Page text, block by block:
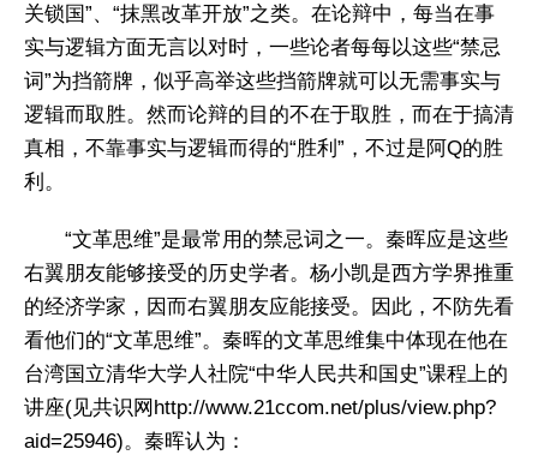
关锁国”、“抹黑改革开放”之类。在论辩中，每当在事
实与逻辑方面无言以对时，一些论者每每以这些“禁忌
词”为挡箭牌，似乎高举这些挡箭牌就可以无需事实与
逻辑而取胜。然而论辩的目的不在于取胜，而在于搞清
真相，不靠事实与逻辑而得的“胜利”，不过是阿Q的胜
利。
“文革思维”是最常用的禁忌词之一。秦晖应是这些
右翼朋友能够接受的历史学者。杨小凯是西方学界推重
的经济学家，因而右翼朋友应能接受。因此，不防先看
看他们的“文革思维”。秦晖的文革思维集中体现在他在
台湾国立清华大学人社院“中华人民共和国史”课程上的
讲座(见共识网http://www.21ccom.net/plus/view.php?
aid=25946)。秦晖认为：